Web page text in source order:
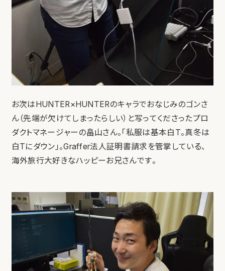
お次はHUNTER×HUNTERのキャラでおなじみのゴンさ
ん（先端が欠けてしまったらしい）と写ってくださったプロ
ダクトマネージャーの畠山さん。「私服は基本白T。真冬は
白Tにダウン」。Graffer法人証明書請求を管掌している、
海外旅行大好きなハッピーお兄さんです。